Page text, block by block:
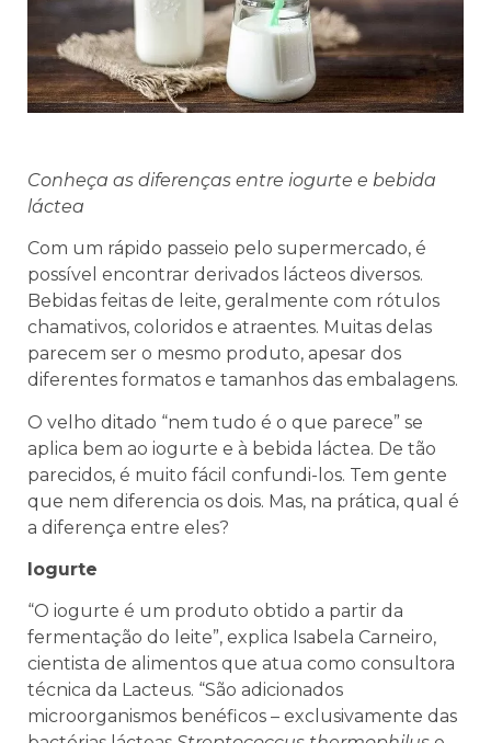
Conheça as diferenças entre iogurte e bebida
láctea
Com um rápido passeio pelo supermercado, é
possível encontrar derivados lácteos diversos.
Bebidas feitas de leite, geralmente com rótulos
chamativos, coloridos e atraentes. Muitas delas
parecem ser o mesmo produto, apesar dos
diferentes formatos e tamanhos das embalagens.
O velho ditado “nem tudo é o que parece” se
aplica bem ao iogurte e à bebida láctea. De tão
parecidos, é muito fácil confundi-los. Tem gente
que nem diferencia os dois. Mas, na prática, qual é
a diferença entre eles?
Iogurte
“O iogurte é um produto obtido a partir da
fermentação do leite”, explica Isabela Carneiro,
cientista de alimentos que atua como consultora
técnica da Lacteus. “São adicionados
microorganismos benéficos – exclusivamente das